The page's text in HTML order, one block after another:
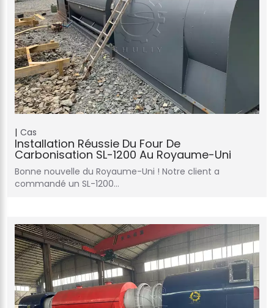
Cas
Installation Réussie Du Four De
Carbonisation SL-1200 Au Royaume-Uni
Bonne nouvelle du Royaume-Uni ! Notre client a
commandé un SL-1200…